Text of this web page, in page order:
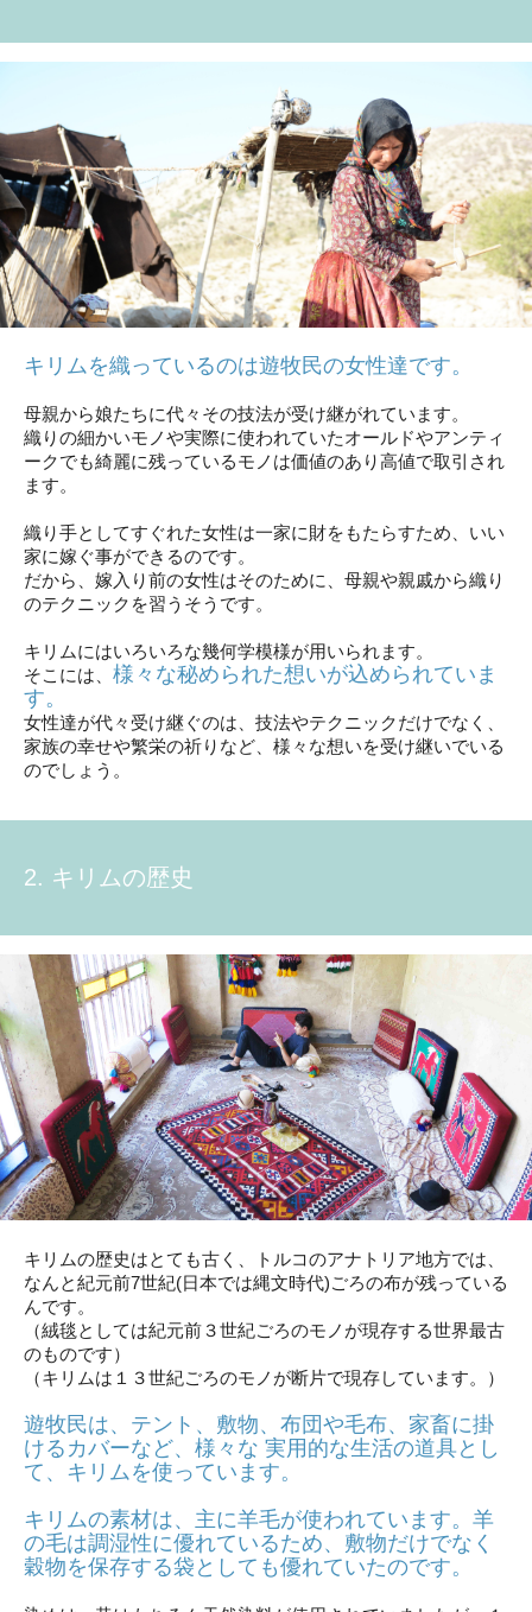
キリムを織っているのは遊牧民の女性達です。
母親から娘たちに代々その技法が受け継がれています。
織りの細かいモノや実際に使われていたオールドやアンティ
ークでも綺麗に残っているモノは価値のあり高値で取引され
ます。
織り手としてすぐれた女性は一家に財をもたらすため、いい
家に嫁ぐ事ができるのです。
だから、嫁入り前の女性はそのために、母親や親戚から織り
のテクニックを習うそうです。
キリムにはいろいろな幾何学模様が用いられます。
そこには、 様々な秘められた想いが込められていま
す。
女性達が代々受け継ぐのは、技法やテクニックだけでなく、
家族の幸せや繁栄の祈りなど、様々な想いを受け継いでいる
のでしょう。
2. キリムの歴史
キリムの歴史はとても古く、トルコのアナトリア地方では、
なんと紀元前7世紀(日本では縄文時代)ごろの布が残っている
んです。
（絨毯としては紀元前３世紀ごろのモノが現存する世界最古
のものです）
（キリムは１３世紀ごろのモノが断片で現存しています。）
遊牧民は、テント、敷物、布団や毛布、家畜に掛
けるカバーなど、様々な 実用的な生活の道具とし
て、キリムを使っています。
キリムの素材は、主に羊毛が使われています。羊
の毛は調湿性に優れているため、敷物だけでなく
穀物を保存する袋としても優れていたのです。